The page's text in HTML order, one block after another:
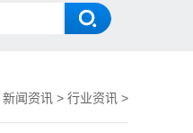
新闻资讯 > 行业资讯 >